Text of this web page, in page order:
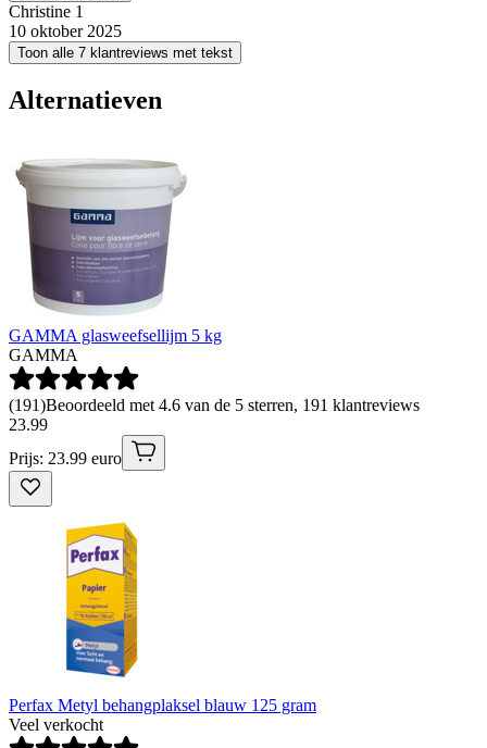
Christine 1
10 oktober 2025
Toon alle 7 klantreviews met tekst
Alternatieven
GAMMA glasweefsellijm 5 kg
GAMMA
(191)Beoordeeld met 4.6 van de 5 sterren, 191 klantreviews
23.99
Prijs: 23.99 euro
Perfax Metyl behangplaksel blauw 125 gram
Veel verkocht